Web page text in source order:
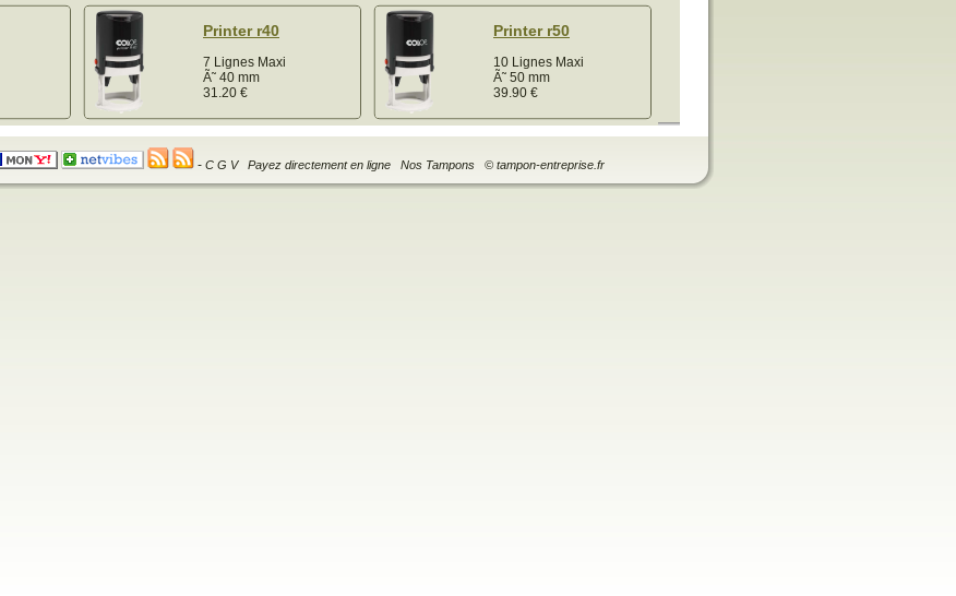
Printer r40
7 Lignes Maxi
Ã˜ 40 mm
31.20 €
Printer r50
10 Lignes Maxi
Ã˜ 50 mm
39.90 €
- C G V Payez directement en ligne Nos Tampons © tampon-entreprise.fr